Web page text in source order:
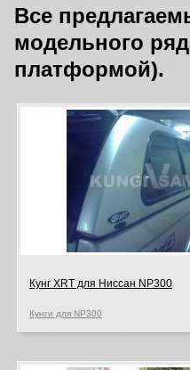
Все
модельного
платформой).
Кунг XRT для Ниссан NP300
Кунги для NP300